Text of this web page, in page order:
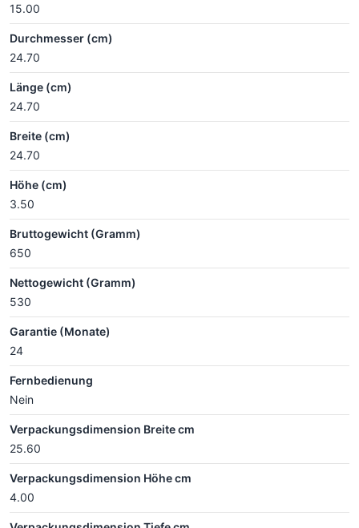
15.00
Durchmesser (cm)
24.70
Länge (cm)
24.70
Breite (cm)
24.70
Höhe (cm)
3.50
Bruttogewicht (Gramm)
650
Nettogewicht (Gramm)
530
Garantie (Monate)
24
Fernbedienung
Nein
Verpackungsdimension Breite cm
25.60
Verpackungsdimension Höhe cm
4.00